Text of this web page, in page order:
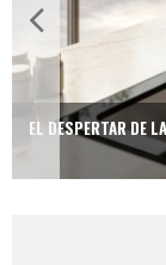
EL DESPERTAR DE